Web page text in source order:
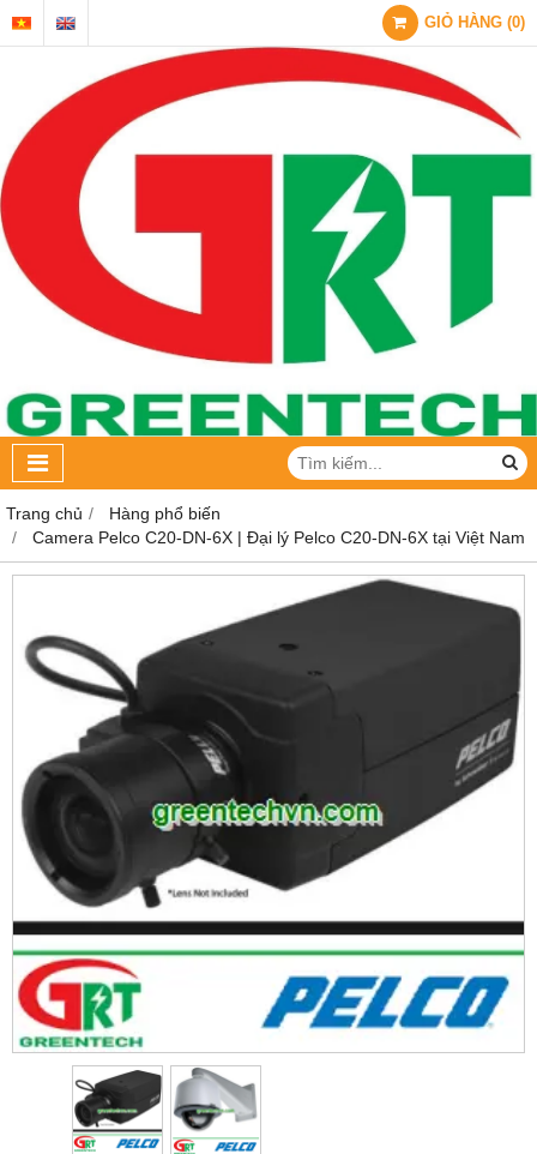
GIỎ HÀNG (0)
Trang chủ
Hàng phổ biến
Camera Pelco C20-DN-6X | Đại lý Pelco C20-DN-6X tại Việt Nam